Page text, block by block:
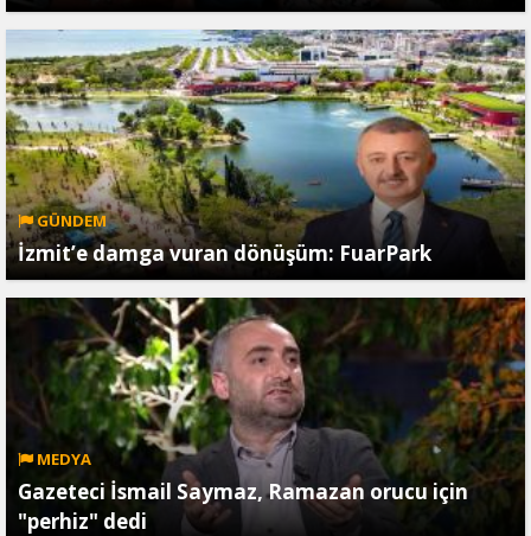
GÜNDEM
İzmit’e damga vuran dönüşüm: FuarPark
MEDYA
Gazeteci İsmail Saymaz, Ramazan orucu için
"perhiz" dedi